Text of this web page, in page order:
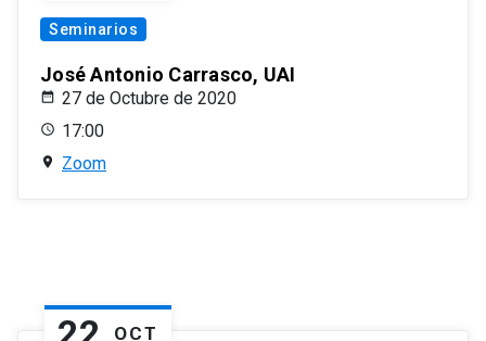
Seminarios
José Antonio Carrasco, UAI
27 de Octubre de 2020
17:00
Zoom
OCT